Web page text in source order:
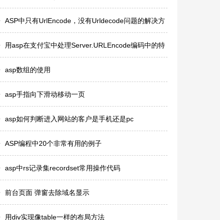
ASP中只有UrlEncode，没有Urldecode问题的解决方
法？
用asp在支付宝中处理Server.URLEncode编码中的特
殊字符
asp数组的使用
asp手指向下滑动移动一页
asp如何判断进入网站的客户是手机还是pc
ASP编程中20个非常有用的例子
asp中rs记录集recordset常用操作代码
前台页面 弹窗去除域名显示
用div实现像table一样的布局方法